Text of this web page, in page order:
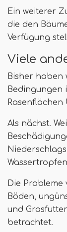
Ein weiterer
die den
Verfügung
Viele
Bisher haben
Bedingungen
Rasenflächen
Als nächst.
Die
Böden,
und
betrachtet.